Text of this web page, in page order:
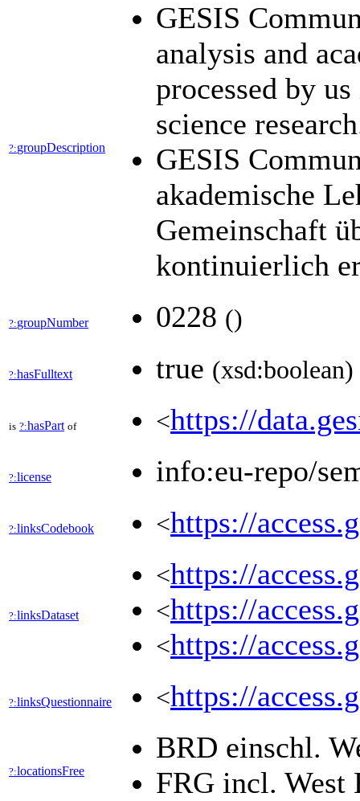
?:groupDescription
GESIS
analysis and
processed by
science
GESIS
akademische
Gemeinschaft
kontinuierlich
?:groupNumber 0228 ()
?:hasFulltext true (xsd:boolean)
is ?:hasPart of <https://
?:license info:eu-repo/
?:linksCodebook <https://
?:linksDataset
<https://
<https://
<https://
?:linksQuestionnaire <https://
?:locationsFree
BRD einschl.
FRG incl.